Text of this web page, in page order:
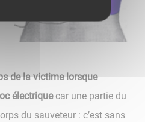
de la victime lorsque
électriquecar une partie du
du sauveteur : c’est sans